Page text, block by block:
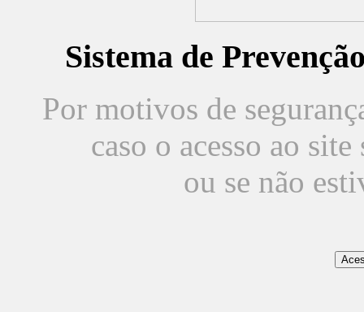
Sistema de
Por motivos de
caso o acesso ao
ou se não